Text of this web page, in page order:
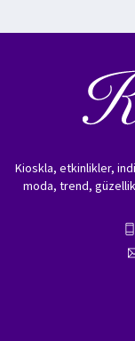
Kioskla, etkinlikler,
moda, trend,